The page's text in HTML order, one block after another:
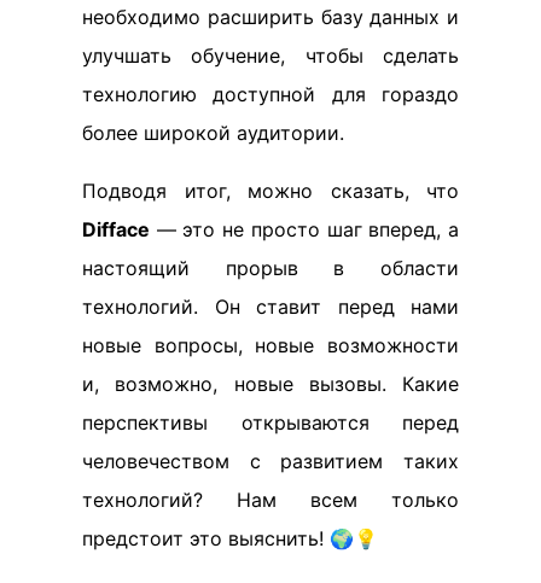
необходимо расширить базу данных и
улучшать обучение, чтобы сделать
технологию доступной для гораздо
более широкой аудитории.
Подводя итог, можно сказать, что
Difface — это не просто шаг вперед, а
настоящий прорыв в области
технологий. Он ставит перед нами
новые вопросы, новые возможности
и, возможно, новые вызовы. Какие
перспективы открываются перед
человечеством с развитием таких
технологий? Нам всем только
предстоит это выяснить! 🌍💡